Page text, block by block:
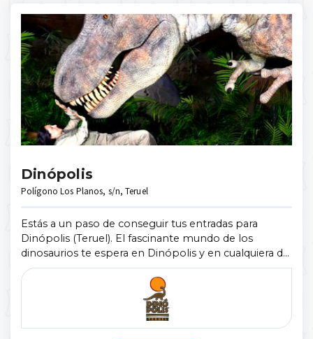
Dinópolis
Polígono Los Planos, s/n, Teruel
Estás a un paso de conseguir tus entradas para
Dinópolis (Teruel). El fascinante mundo de los
dinosaurios te espera en Dinópolis y en cualquiera de
los otros 6 centros que forman el Territorio
Dinópolis (Legendark, Inhóspitak, Reg ...